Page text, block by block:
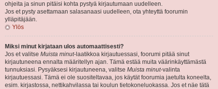
ohjeita ja sinun pitäisi kohta pystyä kirjautumaan uudelleen.
Jos et pysty asettamaan salasanaasi uudelleen, ota yhteyttä foorumin
ylläpitäjään.
Ylös
Miksi minut kirjataan ulos automaattisesti?
Jos et valitse Muista minut-laatikkoa kirjautuessasi, foorumi pitää sinut
kirjautuneena ennalta määritellyn ajan. Tämä estää muita väärinkäyttämästä
tunnuksiasi. Pysyäksesi kirjautuneena, valitse Muista minut-valinta
kirjautuessasi. Tämä ei ole suositeltavaa, jos käytät foorumia jaetulta koneelta,
esim. kirjastossa, nettikahvilassa tai koulun tietokoneluokassa. Jos et näe tätä